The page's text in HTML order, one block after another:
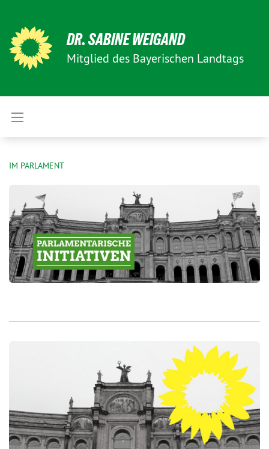
DR. SABINE WEIGAND
Mitglied des Bayerischen Landtags
IM PARLAMENT